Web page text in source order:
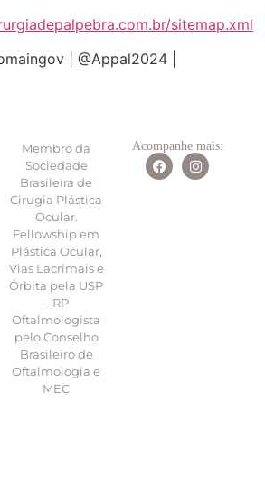
sitemap.xml
| @Appal2024 |
Membro da
Sociedade
Brasileira de
Cirugia Plástica
Ocular.
Fellowship em
Plástica Ocular,
Vias Lacrimais e
Órbita pela USP
– RP
Oftalmologista
pelo Conselho
Brasileiro de
Oftalmologia e
MEC
Acompanhe mais: